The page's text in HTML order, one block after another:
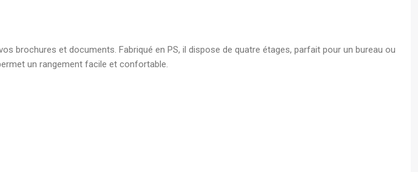
robuste pour archivage sécurisé
19,00DH
brochures et documents. Fabriqué en PS, il dispose de quatre étages, parfait pour un bureau ou
un rangement facile et confortable.